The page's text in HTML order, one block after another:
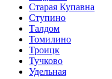
Старая Купавна
Ступино
Талдом
Томилино
Троицк
Тучково
Удельная